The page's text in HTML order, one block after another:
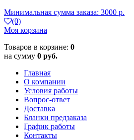
Минимальная сумма заказа: 3000 р.
(0)
Моя корзина
Товаров в корзине: 0
на сумму 0 руб.
Главная
О компании
Условия работы
Вопрос-ответ
Доставка
Бланки предзаказа
График работы
Контакты